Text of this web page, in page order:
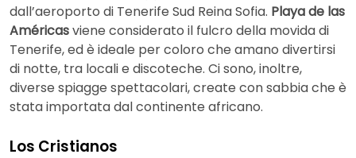
dall’aeroporto di Tenerife Sud Reina Sofia. Playa de las
Américasviene considerato il fulcro della movida di
Tenerife, ed è ideale per coloro che amano divertirsi
di notte, tra locali e discoteche. Ci sono, inoltre,
diverse spiagge spettacolari, create con sabbia che è
stata importata dal continente africano.
Los Cristianos